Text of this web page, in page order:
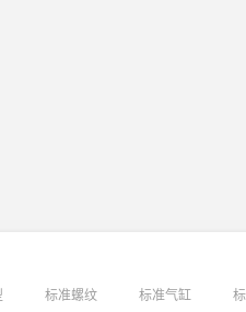
标准螺纹 标准气缸